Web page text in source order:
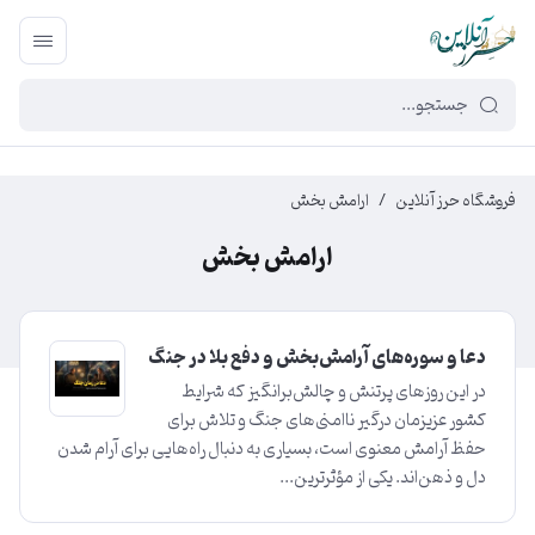
449f43cf-3da2-4422-bb12-2566cb5b8b05
فروشگاه حرز آنلاین / ارامش بخش
ارامش بخش
دعا و سوره‌های آرامش‌بخش و دفع بلا در جنگ
در این روزهای پرتنش و چالش‌برانگیز که شرایط
کشور عزیزمان درگیر ناامنی‌های جنگ و تلاش برای
حفظ آرامش معنوی است، بسیاری به دنبال راه‌هایی برای آرام شدن
دل و ذهن‌اند. یکی از مؤثرترین...